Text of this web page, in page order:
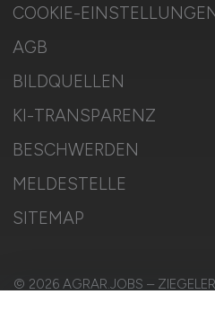
COOKIE-
AGB
BILDQUELLEN
KI-TRANSPARENZ
BESCHWERDEN
MELDESTELLE
SITEMAP
© 2026 AGRAR.JOBS –